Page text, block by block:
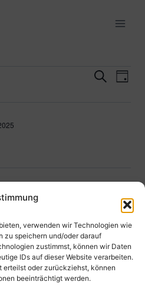
verwenden wir Technologien wie
zu speichern und/oder darauf
zustimmst, können wir Daten
IDs auf dieser Website verarbeiten.
erteilst oder zurückziehst, können
beeinträchtigt werden.
SucheTag
abonnieren